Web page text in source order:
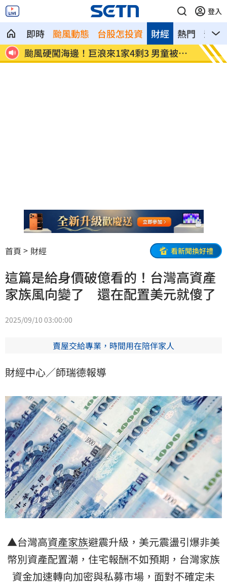
登入
即時 颱風動態 台股怎投資 熱門 影音
財經
捲
白海豚逼近強降雨 石門單日狂洩508萬
噸
專家
首頁 財經 看新聞換好禮
這篇是給身價破億看的！台灣高資產
家族風向變了 還在配置美元就傻了
2025/09/10 03:00:00
賣屋交給專業，時間用在陪伴家人
財經中心／師瑞德報導
▲台灣高資產家族避震升級，美元震盪引爆非美
幣別資產配置潮，住宅報酬不如預期，台灣家族
資金加速轉向加密與私募市場，面對不確定未